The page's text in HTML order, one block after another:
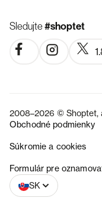
Sledujte#shoptet
2008–2026 © Shoptet,
Obchodné podmienky
Súkromie a cookies
Formulár pre
SK